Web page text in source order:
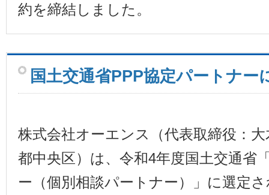
約を締結しました。
国土交通省PPP協定パートナー
株式会社オーエンス（代表取締役：
都中央区）は、令和4年度国土交通省
ー（個別相談パートナー）」に選定